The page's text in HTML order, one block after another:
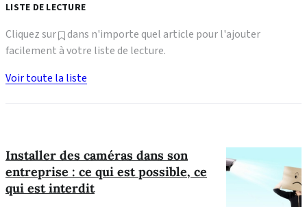
Installer des caméras dans son
entreprise : ce qui est possible, ce
qui est interdit
LISTE DE LECTURE
Cliquez sur
dans n'importe quel article pour l'ajouter
facilement à votre liste de lecture.
Voir toute la liste